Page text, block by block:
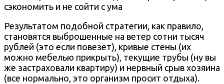
Результатом подобной стратегии, как правило,
становятся выброшенные на ветер сотни тысяч
рублей (это если повезет), кривые стены (их
можно мебелью прикрыть), текущие трубы (ну вы
же застраховали квартиру) и нервный срыв хозяина
(все нормально, это организм просит отдыха).